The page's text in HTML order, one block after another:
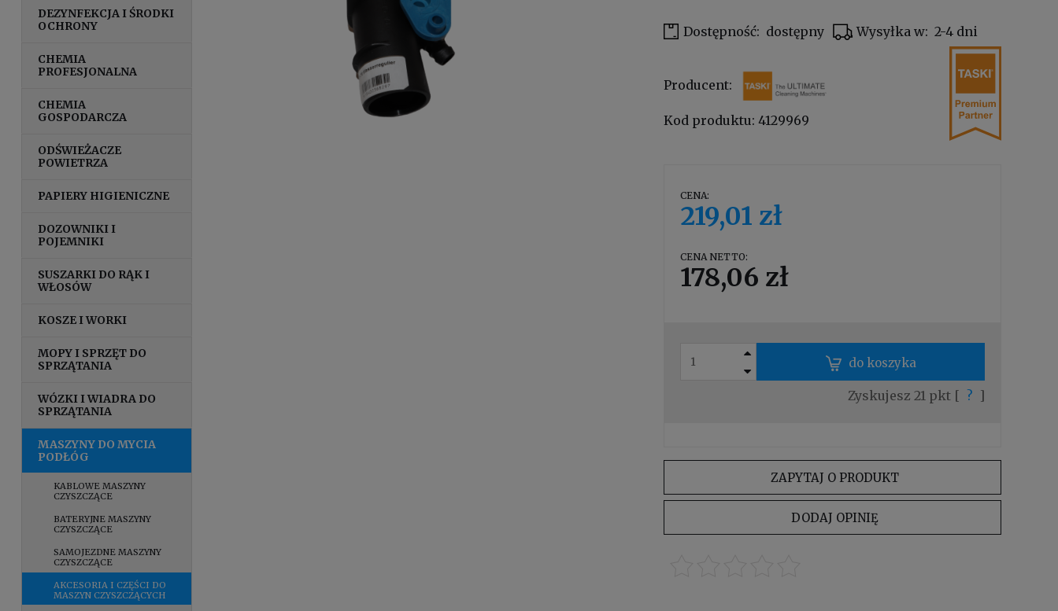
DEZYNFEKCJA I ŚRODKI
OCHRONY
CHEMIA
PROFESJONALNA
CHEMIA
GOSPODARCZA
ODŚWIEŻACZE
POWIETRZA
PAPIERY HIGIENICZNE
DOZOWNIKI I
POJEMNIKI
SUSZARKI DO RĄK I
WŁOSÓW
KOSZE I WORKI
MOPY I SPRZĘT DO
SPRZĄTANIA
WÓZKI I WIADRA DO
SPRZĄTANIA
MASZYNY DO MYCIA
PODŁÓG
KABLOWE MASZYNY
CZYSZCZĄCE
BATERYJNE MASZYNY
CZYSZCZĄCE
SAMOJEZDNE MASZYNY
CZYSZCZĄCE
AKCESORIA I CZĘŚCI DO
MASZYN CZYSZCZĄCYCH
Dostępność: dostępny Wysyłka w: 2-4 dni
Producent:
Kod produktu: 4129969
CENA:
219,01 zł
CENA NETTO:
178,06 zł
do koszyka
Zyskujesz21 pkt [ ? ]
ZAPYTAJ O PRODUKT
DODAJ OPINIĘ